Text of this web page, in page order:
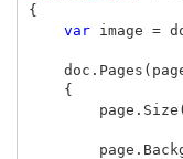
{
var
image =
doc . Pages (
{
page . Size (
page .